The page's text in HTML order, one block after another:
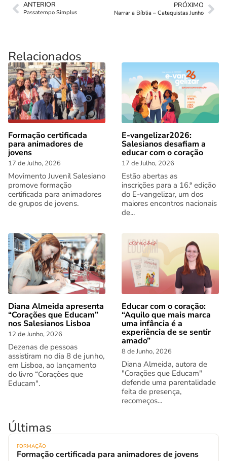
ANTERIOR
Passatempo Simplus
PRÓXIMO
Narrar a Bíblia – Catequistas Junho
Relacionados
Formação certificada
para animadores de
jovens
17 de Julho, 2026
Movimento Juvenil Salesiano
promove formação
certificada para animadores
de grupos de jovens.
E-vangelizar2026:
Salesianos desafiam a
educar com o coração
17 de Julho, 2026
Estão abertas as
inscrições para a 16.ª edição
do E-vangelizar, um dos
maiores encontros nacionais
de...
Diana Almeida apresenta
“Corações que Educam”
nos Salesianos Lisboa
12 de Junho, 2026
Dezenas de pessoas
assistiram no dia 8 de junho,
em Lisboa, ao lançamento
do livro “Corações que
Educam".
Educar com o coração:
“Aquilo que mais marca
uma infância é a
experiência de se sentir
amado”
8 de Junho, 2026
Diana Almeida, autora de
"Corações que Educam"
defende uma parentalidade
feita de presença,
recomeços...
Últimas
FORMAÇÃO
Formação certificada para animadores de jovens